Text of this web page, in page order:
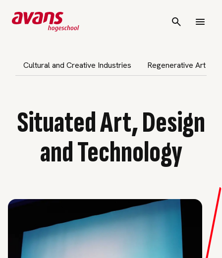
Cultural and Creative Industries
Regenerative Art
Situated Art, Design
and Technology